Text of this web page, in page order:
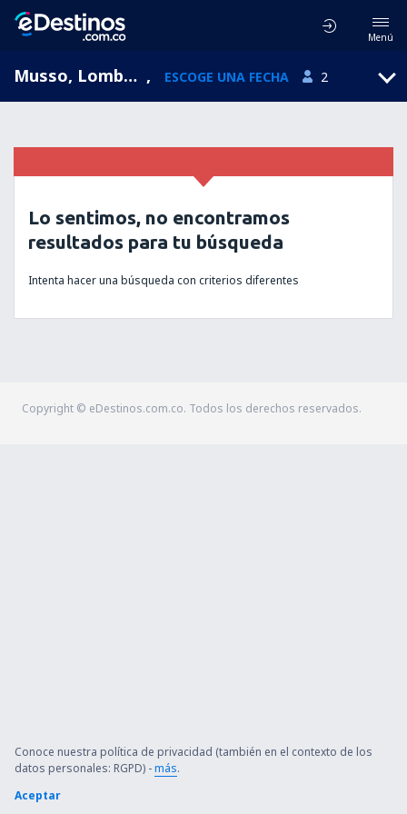
Menú
Musso, Lombardía, Italia , ESCOGE UNA FECHA 2
Lo sentimos, no encontramos
resultados para tu búsqueda
Intenta hacer una búsqueda con criterios diferentes
Copyright © eDestinos.com.co. Todos los derechos reservados.
Conoce nuestra política de privacidad (también en el contexto de los
datos personales: RGPD) -más.
Aceptar